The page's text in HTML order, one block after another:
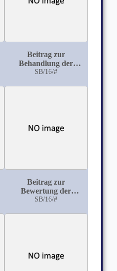
Beitrag zur
Behandlung der
Lungenschwindsucht
SB/16/#
Beitrag zur
Bewertung der
konjunktivalen und
SB/16/#